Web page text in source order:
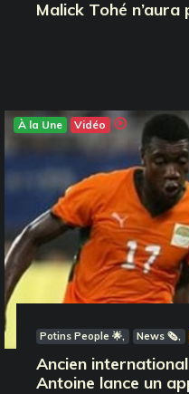
Malick Tohé n’aura
À la Une Vidéo
Potins People 🌟 News 🗞️
Ancien
Antoine lance un